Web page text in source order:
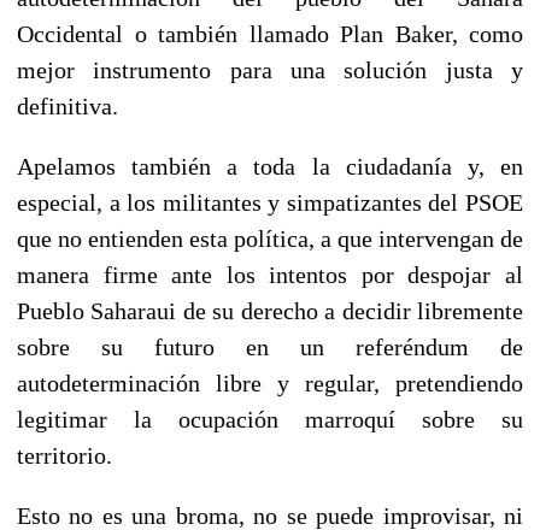
Occidental o también llamado Plan Baker, como
mejor instrumento para una solución justa y
definitiva.
Apelamos también a toda la ciudadanía y, en
especial, a los militantes y simpatizantes del PSOE
que no entienden esta política, a que intervengan de
manera firme ante los intentos por despojar al
Pueblo Saharaui de su derecho a decidir libremente
sobre su futuro en un referéndum de
autodeterminación libre y regular, pretendiendo
legitimar la ocupación marroquí sobre su
territorio.
Esto no es una broma, no se puede improvisar, ni